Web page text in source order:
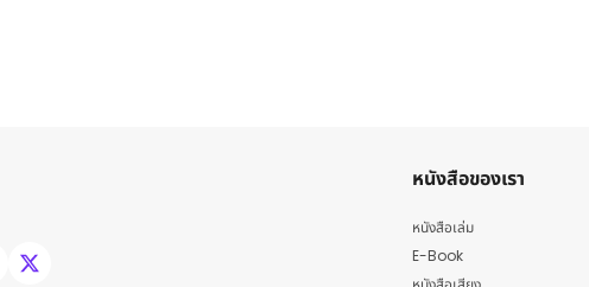
หนังสือของเรา
หนังสือเล่ม
E-Book